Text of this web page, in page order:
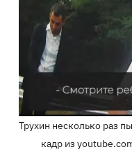
Трухин несколько раз
кадр из